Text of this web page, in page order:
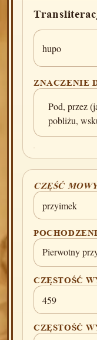
hupo
ZNACZENIE
Pod, przez
pobliżu,
CZĘŚĆ
przyimek
Pierwotny
CZĘSTOŚĆ
459
CZĘSTOŚĆ